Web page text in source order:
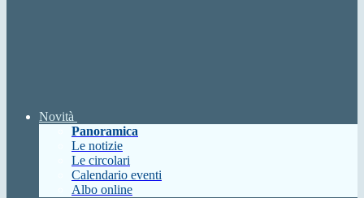
Novità
Panoramica
Le notizie
Le circolari
Calendario eventi
Albo online